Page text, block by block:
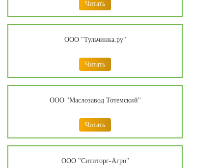
Читать
ООО "Тульчинка.ру"
Читать
ООО "Маслозавод Тотемский"
Читать
ООО "Сититорг-Агро"